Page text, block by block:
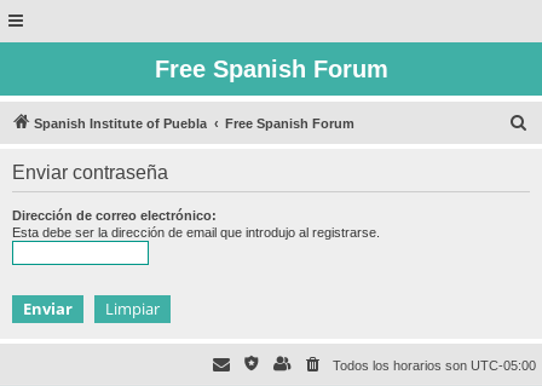
Free Spanish Forum
Spanish Institute of Puebla Free Spanish Forum
Enviar contraseña
Dirección de correo electrónico:
Esta debe ser la dirección de email que introdujo al registrarse.
Todos los horarios son UTC-05:00